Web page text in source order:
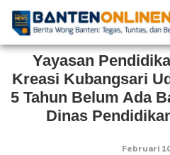
Yayasan
Kreasi Kubangsari
5 Tahun Belum Ada
Dinas
Februari